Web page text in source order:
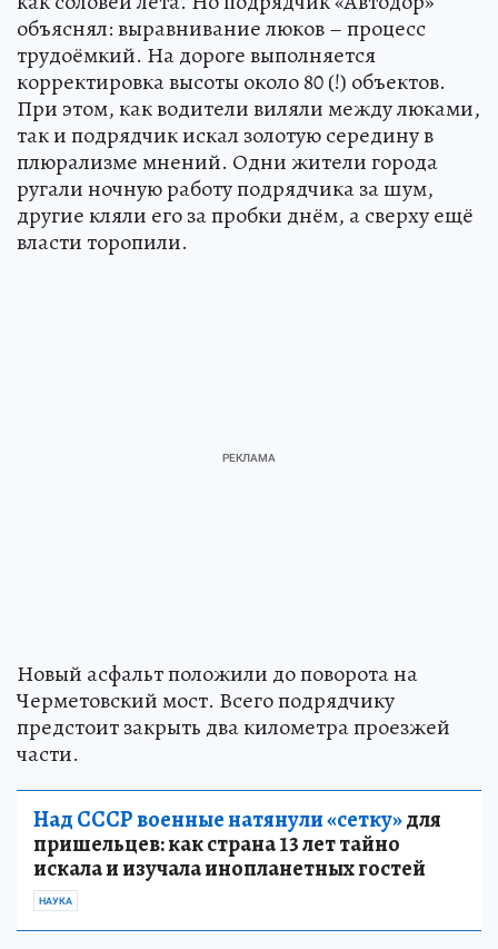
объяснял: выравнивание люков – процесс
трудоёмкий. На дороге выполняется
корректировка высоты около 80 (!) объектов.
При этом, как водители виляли между люками,
так и подрядчик искал золотую середину в
плюрализме мнений. Одни жители города
ругали ночную работу подрядчика за шум,
другие кляли его за пробки днём, а сверху ещё
власти торопили.
Новый асфальт положили до поворота на
Черметовский мост. Всего подрядчику
предстоит закрыть два километра проезжей
части.
Над СССР военные натянули «сетку»для
пришельцев: как страна 13 лет тайно
искала и изучала инопланетных гостей
НАУКА